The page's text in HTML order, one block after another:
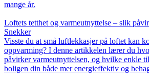
mange år.
Loftets tetthet og varmeutnyttelse – slik
Snekker
Visste du at små luftlekkasjer på loftet kan
oppvarming? I denne artikkelen lærer du
påvirker varmeutnyttelsen, og hvilke enkle
boligen din både mer energieffektiv og